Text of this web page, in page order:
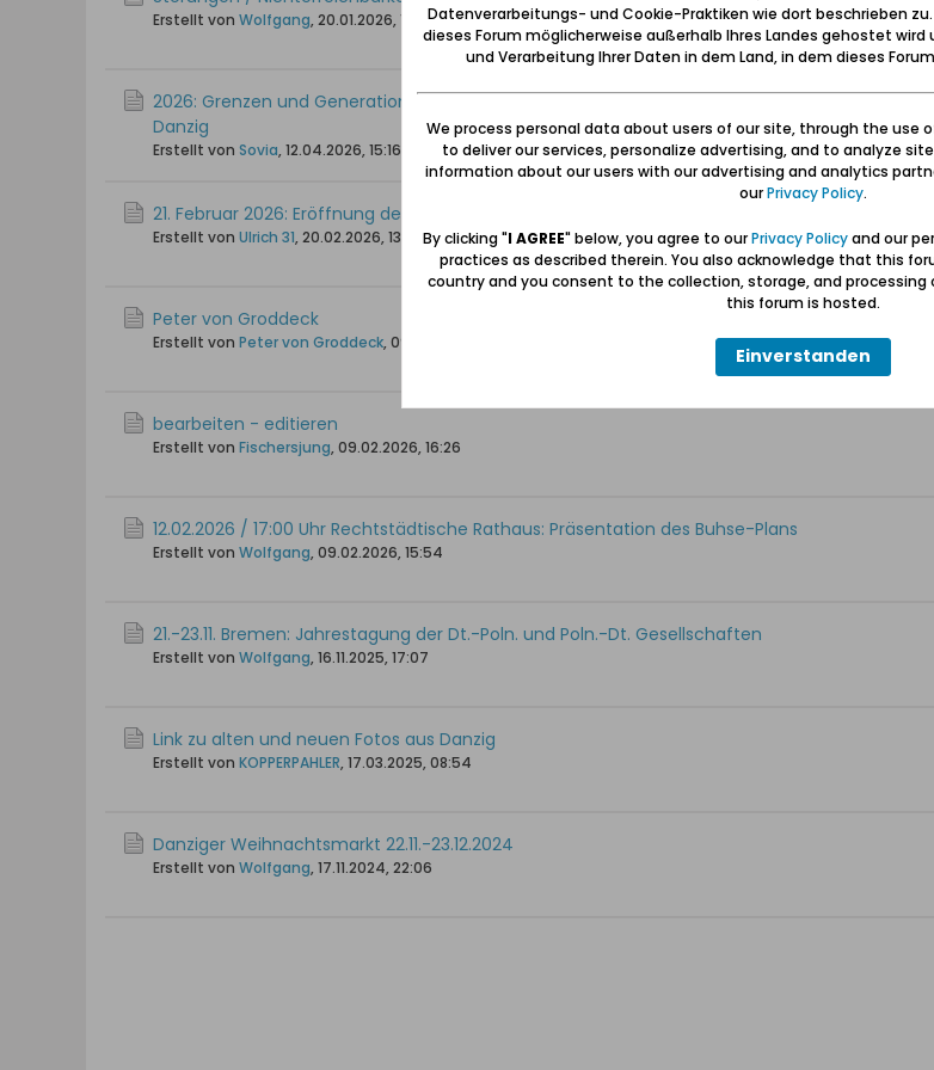
Erstellt von Wolfgang, 20.01.2026, 15:09
2026: Grenzen und Generationen: Bremen feiert 50 Jahre Partnerschaft mit
Danzig
Erstellt von Sovia, 12.04.2026, 15:16
21. Februar 2026: Eröffnung der Ausstellung „Mein Danzig“ im Forum Gdańsk
Erstellt von Ulrich 31, 20.02.2026, 13:57
Peter von Groddeck
Erstellt von Peter von Groddeck, 09.02.2026, 10:49
bearbeiten - editieren
Erstellt von Fischersjung, 09.02.2026, 16:26
12.02.2026 / 17:00 Uhr Rechtstädtische Rathaus: Präsentation des Buhse-Plans
Erstellt von Wolfgang, 09.02.2026, 15:54
21.-23.11. Bremen: Jahrestagung der Dt.-Poln. und Poln.-Dt. Gesellschaften
Erstellt von Wolfgang, 16.11.2025, 17:07
Link zu alten und neuen Fotos aus Danzig
Erstellt von KOPPERPAHLER, 17.03.2025, 08:54
Danziger Weihnachtsmarkt 22.11.-23.12.2024
Erstellt von Wolfgang, 17.11.2024, 22:06
Datenverarbeitungs- und Cookie-Praktiken wie dort beschrieben
dieses Forum möglicherweise außerhalb Ihres Landes gehostet wird
und Verarbeitung Ihrer Daten in dem Land, in dem dieses
We process personal data about users of our site, through the use
to deliver our services, personalize advertising, and to analyze
information about our users with our advertising and analytics
ourPrivacy Policy.
By clicking "I AGREE" below, you agree to ourPrivacy Policyand our
practices as described therein. You also acknowledge that this
country and you consent to the collection, storage, and
this forum is hosted.
Einverstanden